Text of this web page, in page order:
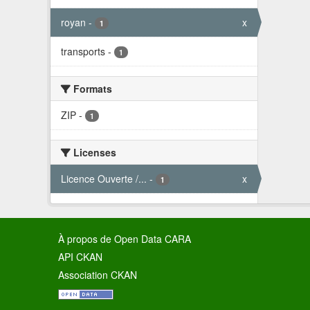
royan - 1 x
transports - 1
Formats
ZIP - 1
Licenses
Licence Ouverte /... - 1 x
À propos de Open Data CARA
API CKAN
Association CKAN